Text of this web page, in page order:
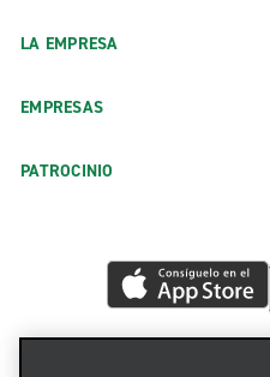
LA EMPRESA
EMPRESAS
PATROCINIO